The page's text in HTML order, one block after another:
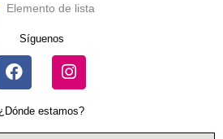
Elemento de lista
Síguenos
¿Dónde estamos?